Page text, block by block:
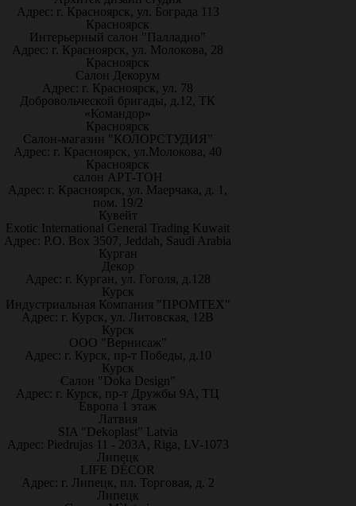
Адрес: г. Красноярск, ул. Бограда 113
Красноярск
Интерьерный салон "Палладио"
Адрес: г. Красноярск, ул. Молокова, 28
Красноярск
Салон Декорум
Адрес: г. Красноярск, ул. 78
Добровольческой бригады, д.12, ТК
«Командор»
Красноярск
Салон-магазин "КОЛОРСТУДИЯ"
Адрес: г. Красноярск, ул.Молокова, 40
Красноярск
салон АРТ-ТОН
Адрес: г. Красноярск, ул. Маерчака, д. 1,
пом. 19/2
Кувейт
Exotic International General Trading Kuwait
Адрес: P.O. Box 3507, Jeddah, Saudi Arabia
Курган
Декор
Адрес: г. Курган, ул. Гоголя, д.128
Курск
Индустриальная Компания "ПРОМТЕХ"
Адрес: г. Курск, ул. Литовская, 12В
Курск
ООО "Вернисаж"
Адрес: г. Курск, пр-т Победы, д.10
Курск
Салон "Doka Design"
Адрес: г. Курск, пр-т Дружбы 9А, ТЦ
Европа 1 этаж
Латвия
SIA "Dekoplast" Latvia
Адрес: Piedrujas 11 - 203A, Riga, LV-1073
Липецк
LIFE DÉCOR
Адрес: г. Липецк, пл. Торговая, д. 2
Липецк